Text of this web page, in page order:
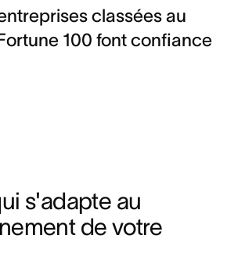
classées au
100 font confiance
s'adapte au
de votre